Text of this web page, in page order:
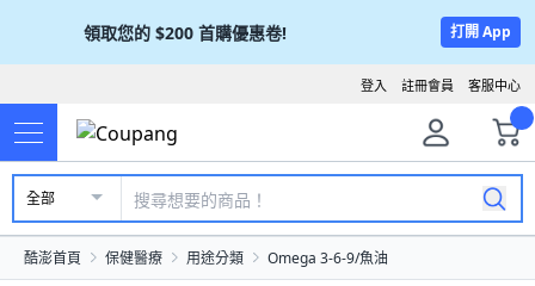
領取您的 $200 首購優惠卷! 打開 App
客服中心
註冊會員
登入
全部
酷澎首頁 保健醫療 用途分類 Omega 3-6-9/魚油